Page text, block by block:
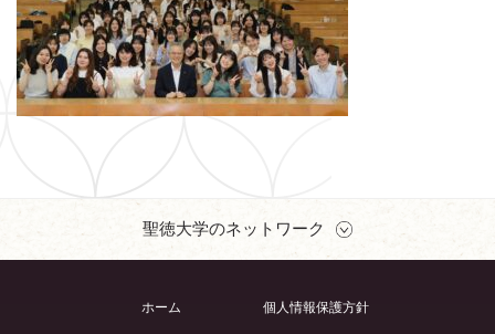
聖徳大学のネットワーク
ホーム 個人情報保護方針